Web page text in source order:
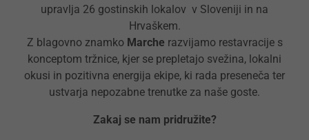
upravlja 26 gostinskih lokalov v Sloveniji in na
Hrvaškem.
Z blagovno znamko Marche razvijamo restavracije s
konceptom tržnice, kjer se prepletajo svežina, lokalni
okusi in pozitivna energija ekipe, ki rada preseneča ter
ustvarja nepozabne trenutke za naše goste.
Zakaj se nam pridružite?